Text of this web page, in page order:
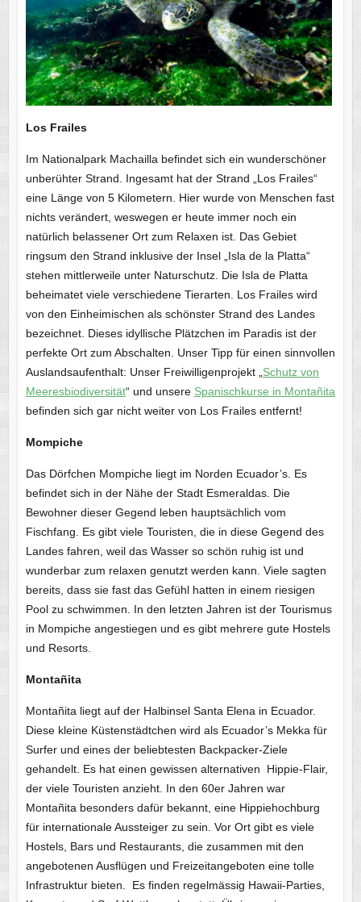
Los Frailes
Im Nationalpark Machailla befindet sich ein wunderschöner
unberühter Strand. Ingesamt hat der Strand „Los Frailes“
eine Länge von 5 Kilometern. Hier wurde von Menschen fast
nichts verändert, weswegen er heute immer noch ein
natürlich belassener Ort zum Relaxen ist. Das Gebiet
ringsum den Strand inklusive der Insel „Isla de la Platta“
stehen mittlerweile unter Naturschutz. Die Isla de Platta
beheimatet viele verschiedene Tierarten. Los Frailes wird
von den Einheimischen als schönster Strand des Landes
bezeichnet. Dieses idyllische Plätzchen im Paradis ist der
perfekte Ort zum Abschalten. Unser Tipp für einen sinnvollen
Auslandsaufenthalt: Unser Freiwilligenprojekt „ Schutz von
Meeresbiodiversität“ und unsere Spanischkurse in Montañita
befinden sich gar nicht weiter von Los Frailes entfernt!
Mompiche
Das Dörfchen Mompiche liegt im Norden Ecuador’s. Es
befindet sich in der Nähe der Stadt Esmeraldas. Die
Bewohner dieser Gegend leben hauptsächlich vom
Fischfang. Es gibt viele Touristen, die in diese Gegend des
Landes fahren, weil das Wasser so schön ruhig ist und
wunderbar zum relaxen genutzt werden kann. Viele sagten
bereits, dass sie fast das Gefühl hatten in einem riesigen
Pool zu schwimmen. In den letzten Jahren ist der Tourismus
in Mompiche angestiegen und es gibt mehrere gute Hostels
und Resorts.
Montañita
Montañita liegt auf der Halbinsel Santa Elena in Ecuador.
Diese kleine Küstenstädtchen wird als Ecuador’s Mekka für
Surfer und eines der beliebtesten Backpacker-Ziele
gehandelt. Es hat einen gewissen alternativen Hippie-Flair,
der viele Touristen anzieht. In den 60er Jahren war
Montañita besonders dafür bekannt, eine Hippiehochburg
für internationale Aussteiger zu sein. Vor Ort gibt es viele
Hostels, Bars und Restaurants, die zusammen mit den
angebotenen Ausflügen und Freizeitangeboten eine tolle
Infrastruktur bieten. Es finden regelmässig Hawaii-Parties,